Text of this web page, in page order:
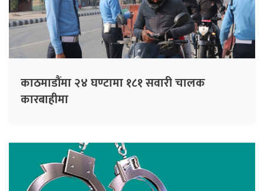
काठमाडौंमा २४ घण्टामा १८१ सवारी चालक
कारबाहीमा